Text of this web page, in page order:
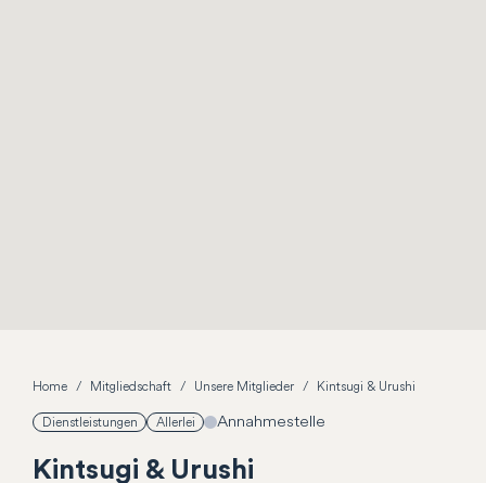
Home Mitgliedschaft Unsere Mitglieder
Kintsugi & Urushi
Dienstleistungen
Allerlei Annahmestelle
Kintsugi & Urushi